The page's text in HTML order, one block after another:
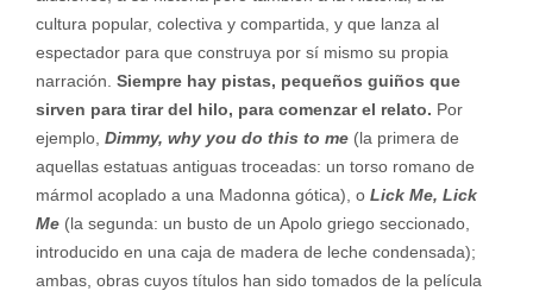
cultura popular, colectiva y compartida, y que lanza al
espectador para que construya por sí mismo su propia
narración. Siempre hay pistas, pequeños guiños que
sirven para tirar del hilo, para comenzar el relato. Por
ejemplo, Dimmy, why you do this to me(la primera de
aquellas estatuas antiguas troceadas: un torso romano de
mármol acoplado a una Madonna gótica), o Lick Me, Lick
Me(la segunda: un busto de un Apolo griego seccionado,
introducido en una caja de madera de leche condensada);
ambas, obras cuyos títulos han sido tomados de la película